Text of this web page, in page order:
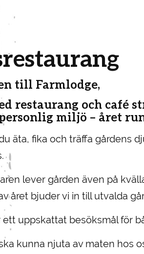
till Farmlodge,
restaurang och café
miljö – året
äta, fika och träffa gårdens
lever gården även på
året bjuder vi in till utvalda
ett uppskattat besöksmål för
kunna njuta av maten hos